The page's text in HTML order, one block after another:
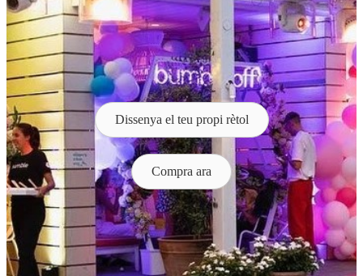
Dissenya el teu propi rètol
Compra ara